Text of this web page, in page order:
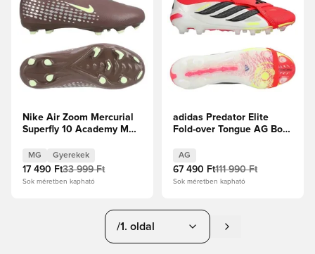
Nike Air Zoom Mercurial
Superfly 10 Academy MG
Plum Eclipse/Metál ezüst
Gyerek
MG Gyerekek
17 490 Ft33 999 Ft
Sok méretben kapható
adidas Predator Elite
Fold-over Tongue AG Born
Élénkpiros/Core
Black/Fehér cipők
AG
67 490 Ft111 990 Ft
Sok méretben kapható
/1. oldal